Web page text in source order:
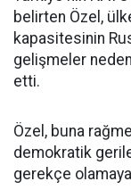
belirten Özel,
kapasitesinin
gelişmeler
etti.
Özel, buna
demokratik
gerekçe